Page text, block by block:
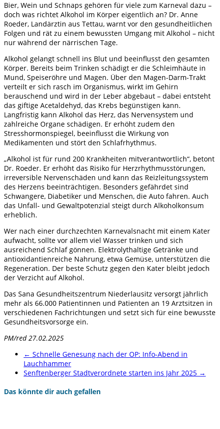
Bier, Wein und Schnaps gehören für viele zum Karneval dazu –
doch was richtet Alkohol im Körper eigentlich an? Dr. Anne
Roeder, Landärztin aus Tettau, warnt vor den gesundheitlichen
Folgen und rät zu einem bewussten Umgang mit Alkohol – nicht
nur während der närrischen Tage.
Alkohol gelangt schnell ins Blut und beeinflusst den gesamten
Körper. Bereits beim Trinken schädigt er die Schleimhäute in
Mund, Speiseröhre und Magen. Über den Magen-Darm-Trakt
verteilt er sich rasch im Organismus, wirkt im Gehirn
berauschend und wird in der Leber abgebaut – dabei entsteht
das giftige Acetaldehyd, das Krebs begünstigen kann.
Langfristig kann Alkohol das Herz, das Nervensystem und
zahlreiche Organe schädigen. Er erhöht zudem den
Stresshormonspiegel, beeinflusst die Wirkung von
Medikamenten und stört den Schlafrhythmus.
„Alkohol ist für rund 200 Krankheiten mitverantwortlich“, betont
Dr. Roeder. Er erhöht das Risiko für Herzrhythmusstörungen,
irreversible Nervenschäden und kann das Reizleitungssystem
des Herzens beeinträchtigen. Besonders gefährdet sind
Schwangere, Diabetiker und Menschen, die Auto fahren. Auch
das Unfall- und Gewaltpotenzial steigt durch Alkoholkonsum
erheblich.
Wer nach einer durchzechten Karnevalsnacht mit einem Kater
aufwacht, sollte vor allem viel Wasser trinken und sich
ausreichend Schlaf gönnen. Elektrolythaltige Getränke und
antioxidantienreiche Nahrung, etwa Gemüse, unterstützen die
Regeneration. Der beste Schutz gegen den Kater bleibt jedoch
der Verzicht auf Alkohol.
Das Sana Gesundheitszentrum Niederlausitz versorgt jährlich
mehr als 66.000 Patientinnen und Patienten an 19 Arztsitzen in
verschiedenen Fachrichtungen und setzt sich für eine bewusste
Gesundheitsvorsorge ein.
PM/red 27.02.2025
← Schnelle Genesung nach der OP: Info-Abend in
Lauchhammer
Senftenberger Stadtverordnete starten ins Jahr 2025 →
Das könnte dir auch gefallen